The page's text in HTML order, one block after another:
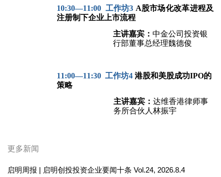
10:30—11:00 工作坊3 A股市场化改革进程及
注册制下企业上市流程
主讲嘉宾： 中金公司投资银
行部董事总经理魏德俊
11:00—11:30 工作坊4 港股和美股成功IPO的
策略
主讲嘉宾： 达维香港律师事
务所合伙人林振宇
更多新闻
启明周报 | 启明创投投资企业要闻十条 Vol.24, 2026.8.4